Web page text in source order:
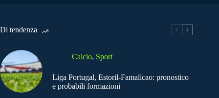
Di tendenza
Calcio, Sport
Liga Portugal, Estoril-Famalicao: pronostico
e probabili formazioni